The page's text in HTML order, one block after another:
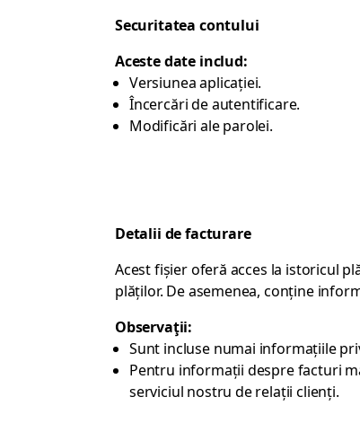
Securitatea contului
Aceste date includ:
Versiunea aplicației.
Încercări de autentificare.
Modificări ale parolei.
Detalii de facturare
Acest fișier oferă acces la istoricul
plăților. De asemenea, conține
Observaţii:
Sunt incluse numai informațiile
Pentru informații despre facturi
serviciul nostru de relații clienți.